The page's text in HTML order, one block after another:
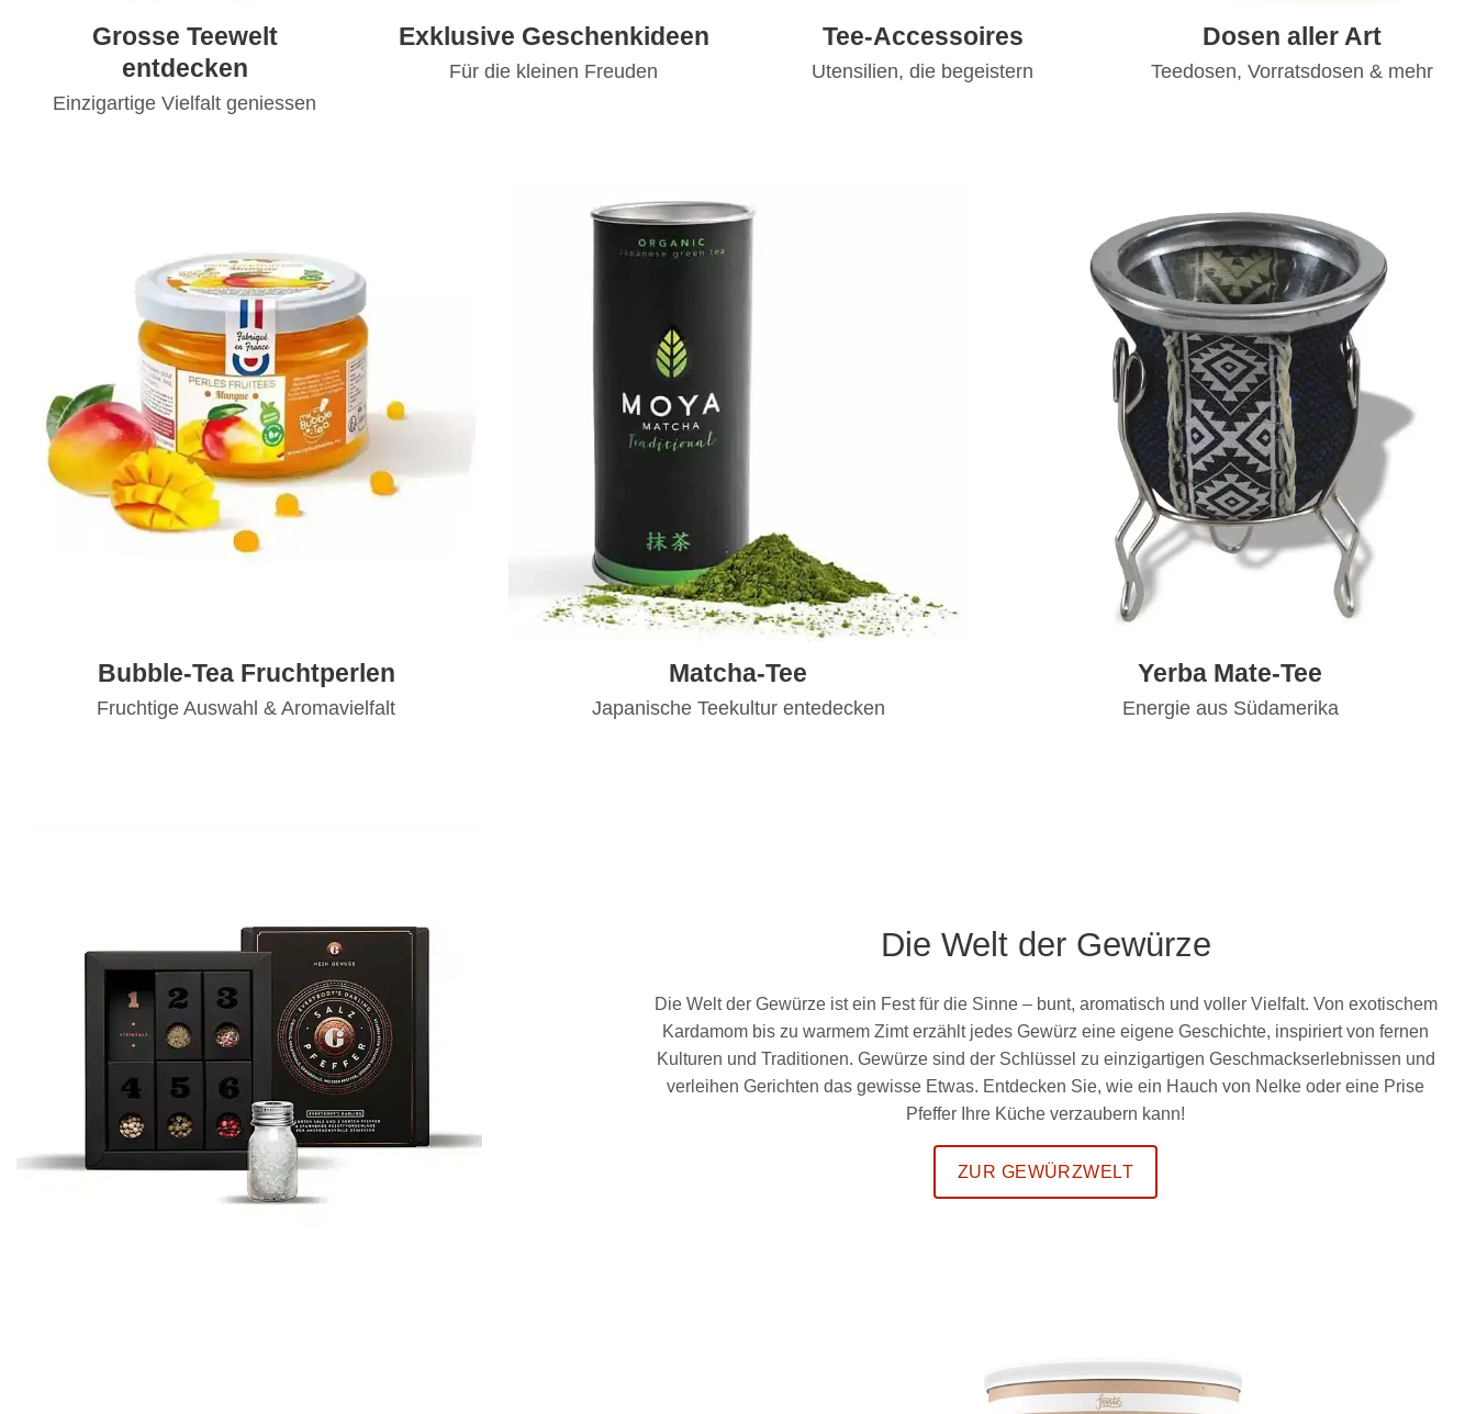
Grosse Teewelt
entdecken
Einzigartige Vielfalt geniessen
Exklusive Geschenkideen
Für die kleinen Freuden
Tee-Accessoires
Utensilien, die begeistern
Dosen aller Art
Teedosen, Vorratsdosen & mehr
Bubble-Tea Fruchtperlen
Fruchtige Auswahl & Aromavielfalt
Matcha-Tee
Japanische Teekultur entedecken
Yerba Mate-Tee
Energie aus Südamerika
Die Welt der Gewürze
Die Welt der Gewürze ist ein Fest für die Sinne – bunt, aromatisch und voller Vielfalt. Von exotischem
Kardamom bis zu warmem Zimt erzählt jedes Gewürz eine eigene Geschichte, inspiriert von fernen
Kulturen und Traditionen. Gewürze sind der Schlüssel zu einzigartigen Geschmackserlebnissen und
verleihen Gerichten das gewisse Etwas. Entdecken Sie, wie ein Hauch von Nelke oder eine Prise
Pfeffer Ihre Küche verzaubern kann!
ZUR GEWÜRZWELT